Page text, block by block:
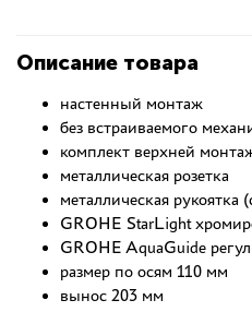
Описание товара
настенный монтаж
без встраиваемого
комплект верхней
металлическая розетка
металлическая рукоятка
GROHE StarLight
GROHE AquaGuide
размер по осям 110 мм
вынос 203 мм